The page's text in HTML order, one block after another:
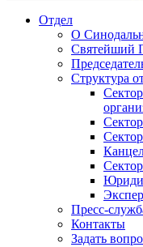
Отдел
О
Святейший
Структура
Пресс-
Контакты
Задать